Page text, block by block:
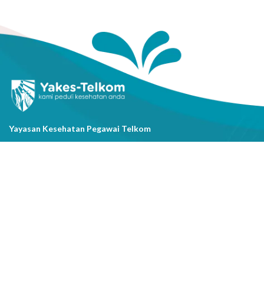
Yayasan Kesehatan Pegawai Telkom